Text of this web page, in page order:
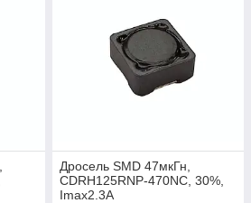
Дросель SMD 47мкГн,
CDRH125RNP-470NC, 30%,
Imax2.3А